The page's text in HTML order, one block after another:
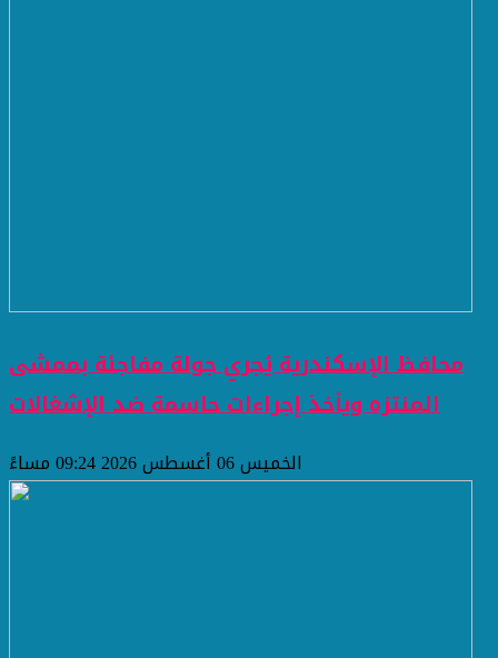
محافظ الإسكندرية يُجري جولة مفاجئة بممشى
المنتزه ويأخذ إجراءات حاسمة ضد الإشغالات
الخميس 06 أغسطس 2026 09:24 مساءً